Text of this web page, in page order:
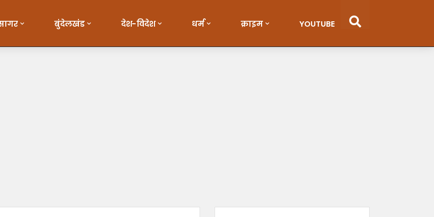
बुंदेलखंड देश-विदेश धर्म क्राइम YOUTUBE